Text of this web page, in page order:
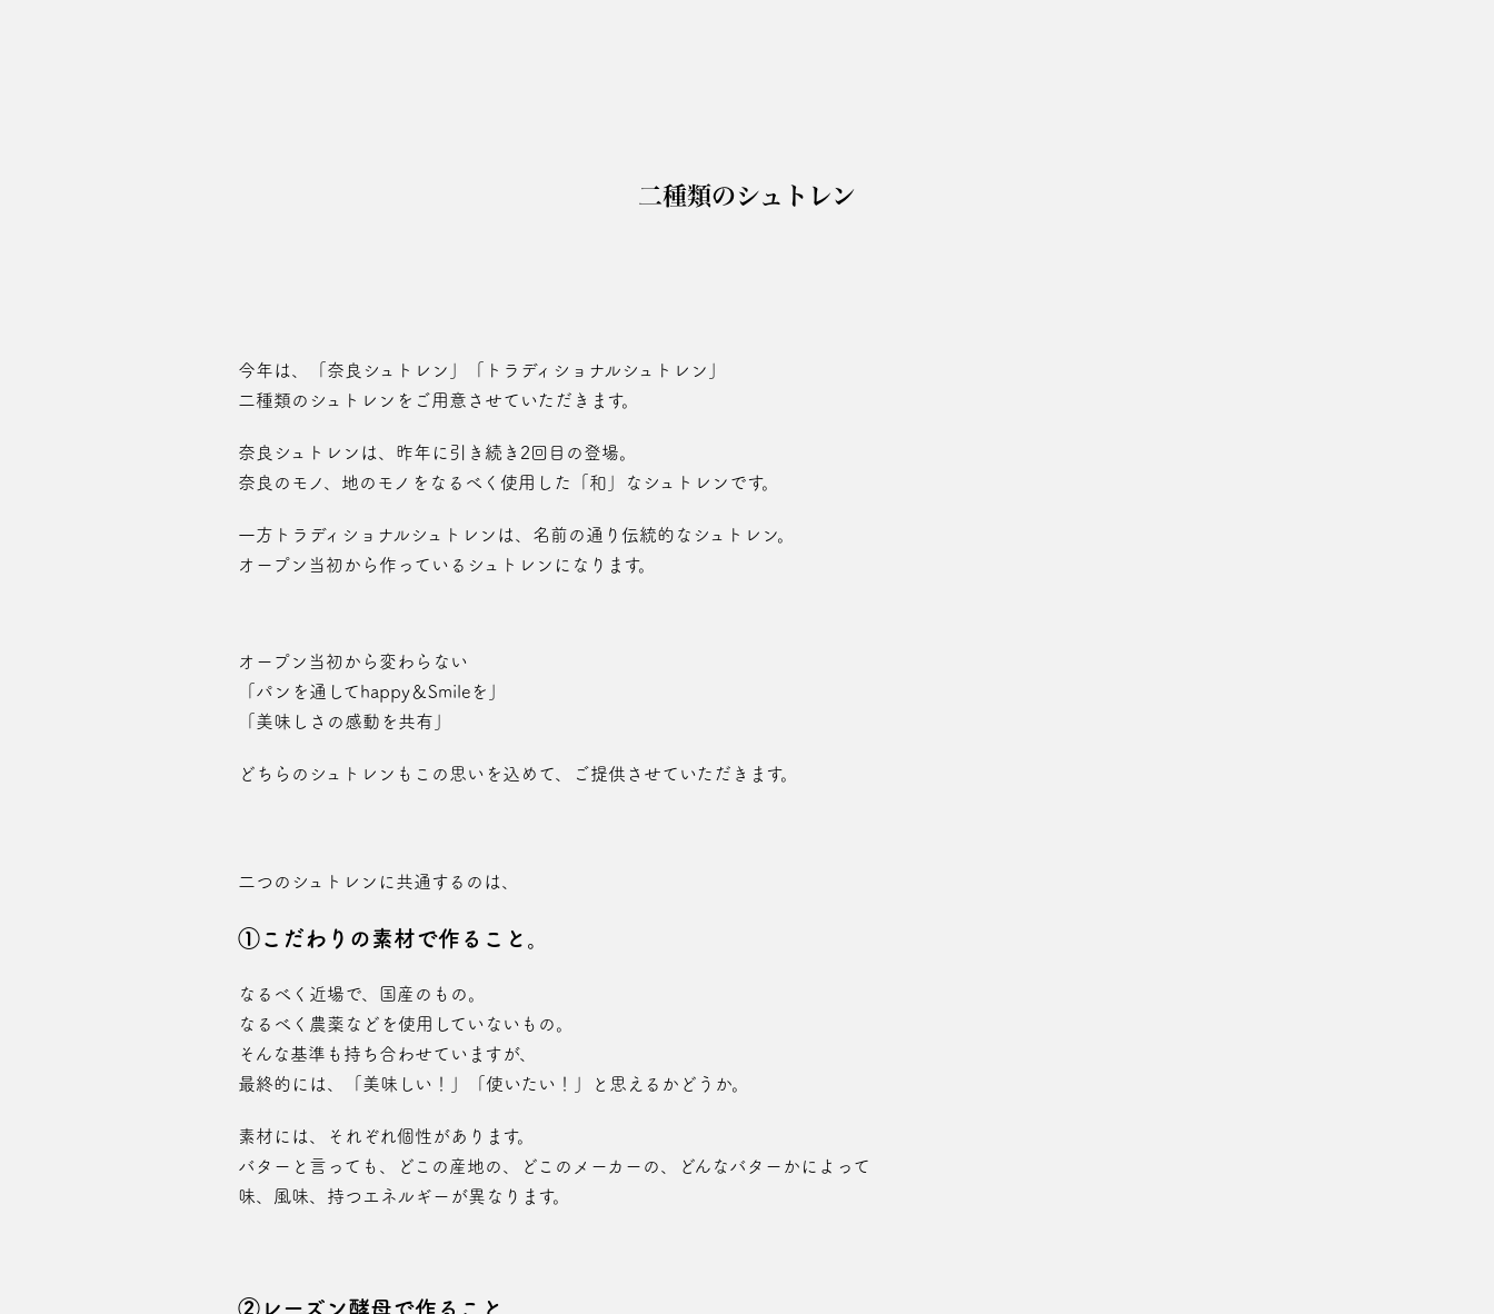
二種類のシュトレン
今年は、「奈良シュトレン」「トラディショナルシュトレン」
二種類のシュトレンをご用意させていただきます。
奈良シュトレンは、昨年に引き続き2回目の登場。
奈良のモノ、地のモノをなるべく使用した「和」なシュトレンです。
一方トラディショナルシュトレンは、名前の通り伝統的なシュトレン。
オープン当初から作っているシュトレンになります。
オープン当初から変わらない
「パンを通してhappy＆Smileを」
「美味しさの感動を共有」
どちらのシュトレンもこの思いを込めて、ご提供させていただきます。
二つのシュトレンに共通するのは、
①こだわりの素材で作ること。
なるべく近場で、国産のもの。
なるべく農薬などを使用していないもの。
そんな基準も持ち合わせていますが、
最終的には、「美味しい！」「使いたい！」と思えるかどうか。
素材には、それぞれ個性があります。
バターと言っても、どこの産地の、どこのメーカーの、どんなバターかによって
味、風味、持つエネルギーが異なります。
②レーズン酵母で作ること。